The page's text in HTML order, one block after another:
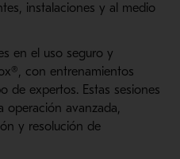
instalaciones y al medio
en el uso seguro y
con entrenamientos
de expertos. Estas sesiones
operación avanzada,
y resolución de